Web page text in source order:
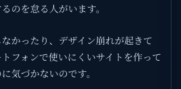
のを怠る人がいます。
かったり、デザイン崩れが起きて
フォンで使いにくいサイトを作って
気づかないのです。